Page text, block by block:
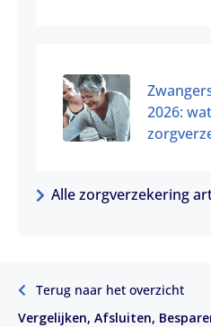
2026:
Alle zorgverzekering
Terug naar het overzicht
Vergelijken, Afsluiten,